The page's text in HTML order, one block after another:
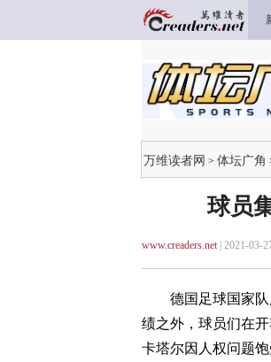
万维读者网 > 体坛广角
球员
www.creaders.net| 2021-03-
德国足球国家队
绩之外，球员们在
卡塔尔因人权问题